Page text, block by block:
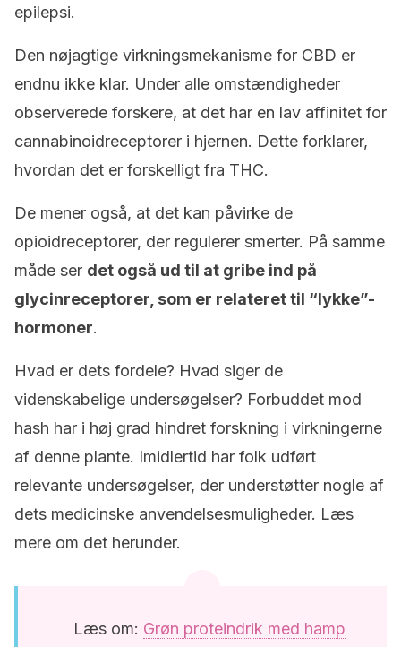
epilepsi.
Den nøjagtige virkningsmekanisme for CBD er
endnu ikke klar. Under alle omstændigheder
observerede forskere, at det har en lav affinitet for
cannabinoidreceptorer i hjernen. Dette forklarer,
hvordan det er forskelligt fra THC.
De mener også, at det kan påvirke de
opioidreceptorer, der regulerer smerter. På samme
måde ser det også ud til at gribe ind på
glycinreceptorer, som er relateret til “lykke”-
hormoner.
Hvad er dets fordele? Hvad siger de
videnskabelige undersøgelser? Forbuddet mod
hash har i høj grad hindret forskning i virkningerne
af denne plante. Imidlertid har folk udført
relevante undersøgelser, der understøtter nogle af
dets medicinske anvendelsesmuligheder. Læs
mere om det herunder.
Læs om: Grøn proteindrik med hamp